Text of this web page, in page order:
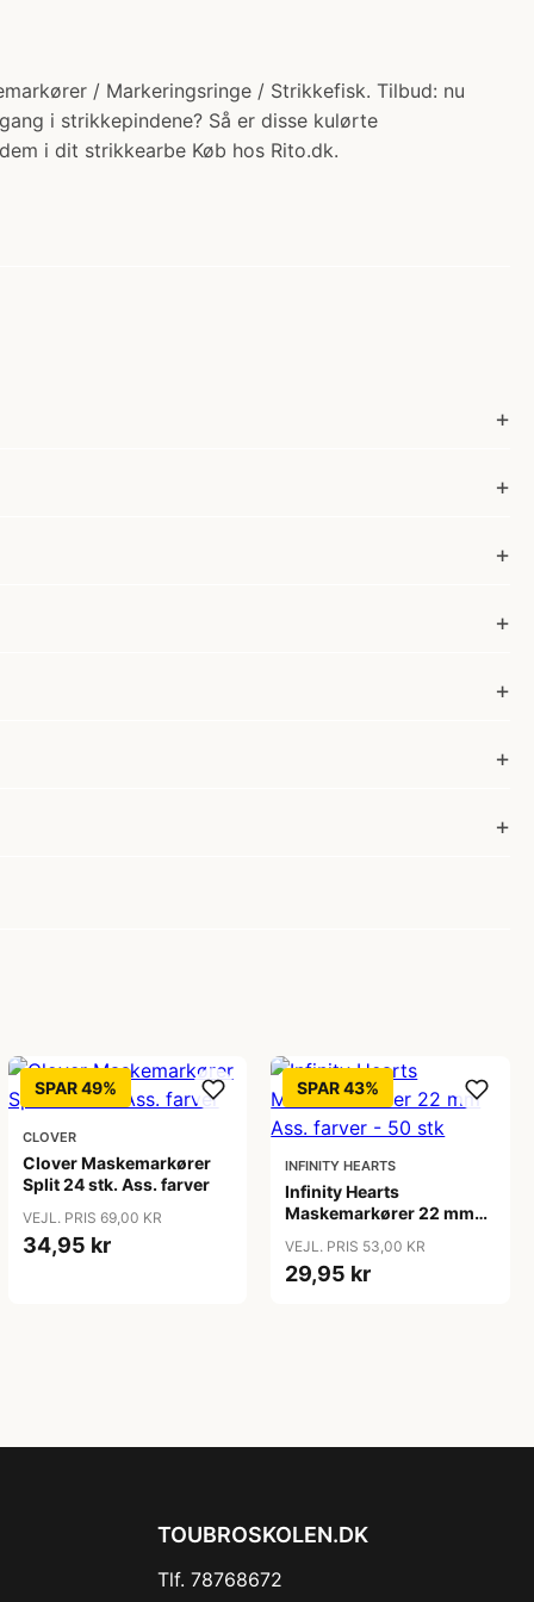
/ Markeringsringe / Strikkefisk. Tilbud: nu
i strikkepindene? Så er disse kulørte
i dit strikkearbe Køb hos Rito.dk.
SPAR 49%
CLOVER
Clover Maskemarkører
Split 24 stk. Ass. farver
VEJL. PRIS 69,00 KR
34,95 kr
SPAR 43%
INFINITY HEARTS
Infinity Hearts
Maskemarkører 22 mm
VEJL. PRIS 53,00 KR
29,95 kr
TOUBROSKOLEN.DK
Tlf. 78768672